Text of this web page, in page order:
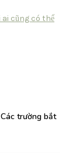
cũng có thể
Các trường bắt